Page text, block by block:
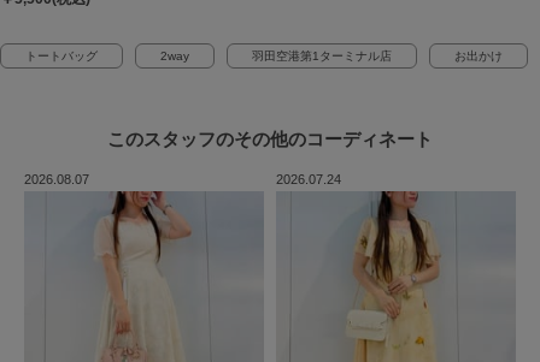
トートバッグ 2way 羽田空港第1ターミナル店 お出かけ
このスタッフのその他のコーディネート
2026.08.07 2026.07.24